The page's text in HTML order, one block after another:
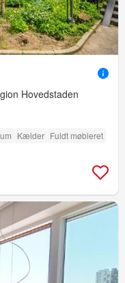
Hovedstaden
Kælder Fuldt møbleret